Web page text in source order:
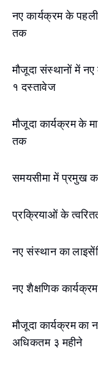
नए कार्यक्रम के
तक
मौजूदा संस्थानों में
१ दस्तावेज
मौजूदा कार्यक्रम के
तक
समयसीमा में प्रमुख
प्रक्रियाओं के
नए संस्थान का
नए शैक्षणिक
मौजूदा कार्यक्रम का
अधिकतम ३ महीने